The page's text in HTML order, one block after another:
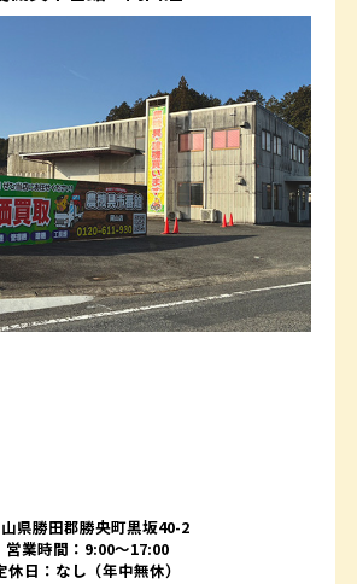
県勝田郡勝央町黒坂40-2
営業時間：9:00～17:00
休日：なし（年中無休）